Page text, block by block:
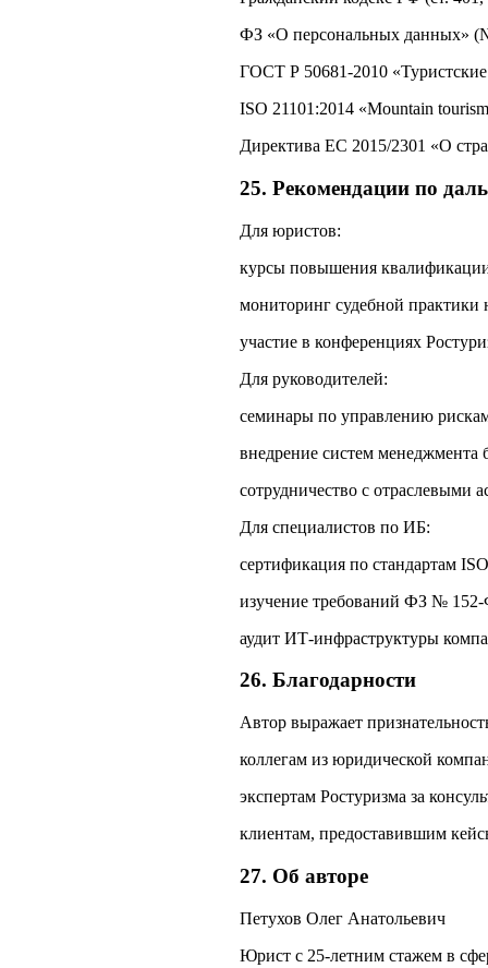
ФЗ «О персональных данных»
ГОСТ Р 50681‑2010
ISO 21101:2014 «Mountain
Директива ЕС 2015/2301 «О
25. Рекомендации по
Для юристов:
курсы повышения
мониторинг судебной практики
участие в конференциях
Для руководителей:
семинары по управлению
внедрение систем менеджмента
сотрудничество с отраслевыми
Для специалистов по ИБ:
сертификация по стандартам
изучение требований ФЗ №
аудит ИТ‑инфраструктуры
26. Благодарности
Автор выражает
коллегам из юридической
экспертам Ростуризма за
клиентам, предоставившим
27. Об авторе
Петухов Олег Анатольевич
Юрист с 25‑летним стажем в